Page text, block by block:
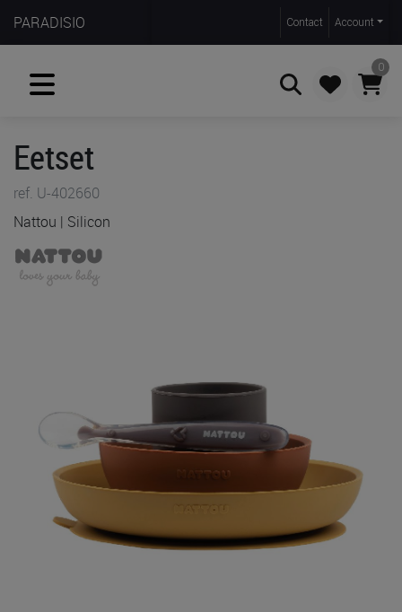
PARADISIO Contact Account
0
Eetset
ref. U-402660
Nattou | Silicon